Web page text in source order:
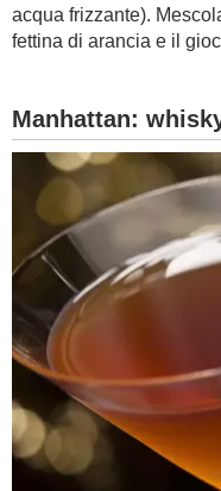
acqua frizzante).
fettina di arancia e il
Manhattan: